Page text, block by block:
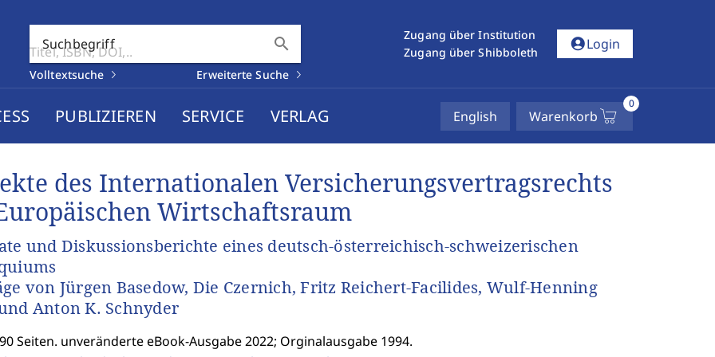
Suchbegriff search
Volltextsuche Erweiterte Suche
Zugang über Institution
Zugang über Shibboleth
account_circleLogin
PUBLIZIEREN SERVICE VERLAG English Warenkorb
0
des Internationalen Versicherungsvertragsrechts
Wirtschaftsraum
und Diskussionsberichte eines deutsch-österreichisch-schweizerischen
von Jürgen Basedow, Die Czernich, Fritz Reichert-Facilides, Wulf-Henning
Anton K. Schnyder
Seiten. unveränderte eBook-Ausgabe 2022; Orginalausgabe 1994.